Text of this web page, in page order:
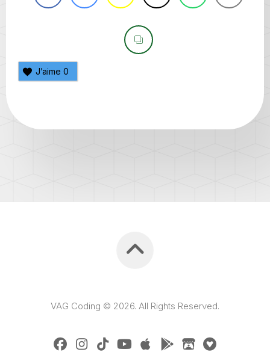
J’aime 0
VAG Coding © 2026. All Rights Reserved.